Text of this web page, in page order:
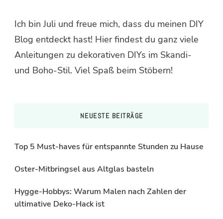
Ich bin Juli und freue mich, dass du meinen DIY
Blog entdeckt hast! Hier findest du ganz viele
Anleitungen zu dekorativen DIYs im Skandi-
und Boho-Stil. Viel Spaß beim Stöbern!
NEUESTE BEITRÄGE
Top 5 Must-haves für entspannte Stunden zu Hause
Oster-Mitbringsel aus Altglas basteln
Hygge-Hobbys: Warum Malen nach Zahlen der
ultimative Deko-Hack ist